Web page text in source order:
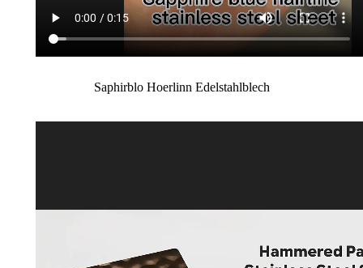
Saphirblo Hoerlinn Edelstahlblech